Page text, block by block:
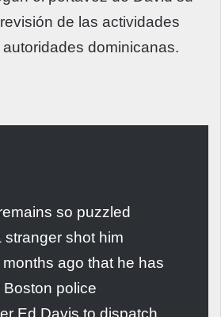
de las actividades
dominicanas.
so puzzled
stranger shot him
ago that he has
Boston police
Ed Davis to dispatch